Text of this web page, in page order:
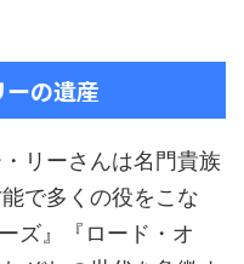
の遺産
リーさんは名門貴族
で多くの役をこな
ズ』『ロード・オ